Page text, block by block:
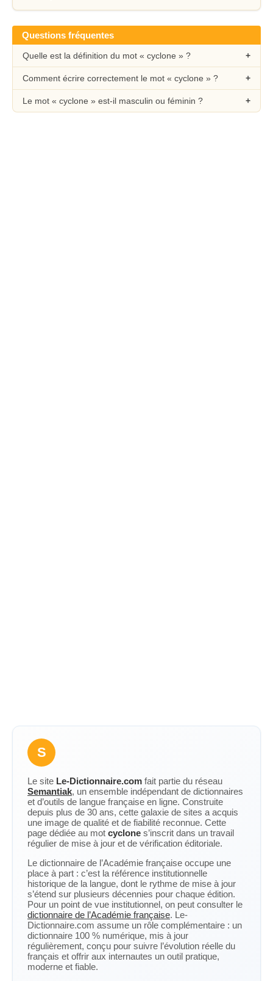
Questions fréquentes
Quelle est la définition du mot « cyclone » ?
Comment écrire correctement le mot « cyclone » ?
Le mot « cyclone » est-il masculin ou féminin ?
S
Le site Le-Dictionnaire.com fait partie du réseau
Semantiak, un ensemble indépendant de dictionnaires
et d’outils de langue française en ligne. Construite
depuis plus de 30 ans, cette galaxie de sites a acquis
une image de qualité et de fiabilité reconnue. Cette
page dédiée au mot cyclone s’inscrit dans un travail
régulier de mise à jour et de vérification éditoriale.
Le dictionnaire de l’Académie française occupe une
place à part : c’est la référence institutionnelle
historique de la langue, dont le rythme de mise à jour
s’étend sur plusieurs décennies pour chaque édition.
Pour un point de vue institutionnel, on peut consulter le
dictionnaire de l’Académie française. Le-
Dictionnaire.com assume un rôle complémentaire : un
dictionnaire 100 % numérique, mis à jour
régulièrement, conçu pour suivre l’évolution réelle du
français et offrir aux internautes un outil pratique,
moderne et fiable.